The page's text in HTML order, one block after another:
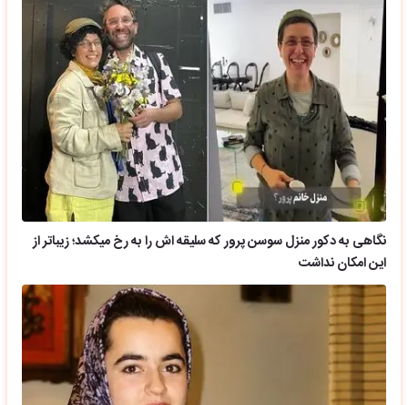
نگاهی به دکور منزل سوسن پرور که سلیقه اش را به رخ میکشد؛ زیباتر از
این امکان نداشت